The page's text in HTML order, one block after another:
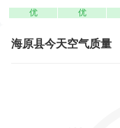
优 优
海原县今天空气质量